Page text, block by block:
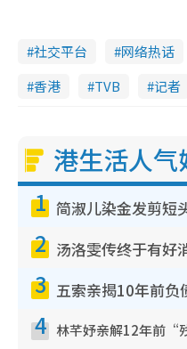
社交平台 网络热话
香港
TVB 记者
港生活人气
1
2
3
4